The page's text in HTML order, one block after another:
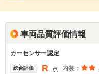
車両品質評価情報
カーセンサー認定
総合評価 R 点 内装：